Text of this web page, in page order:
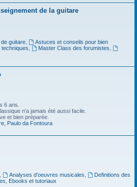
de la guitare
guitare,
Astuces et conseils pour bien
Master Class des forumistes
6 ans.
n'a jamais été aussi facile.
et bien préparée.
Paulo da Fontoura
Analyses d'oeuvres musicales
Definitions des
Ebooks et tutoriaux